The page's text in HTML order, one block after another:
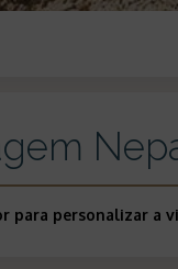
personalizar a